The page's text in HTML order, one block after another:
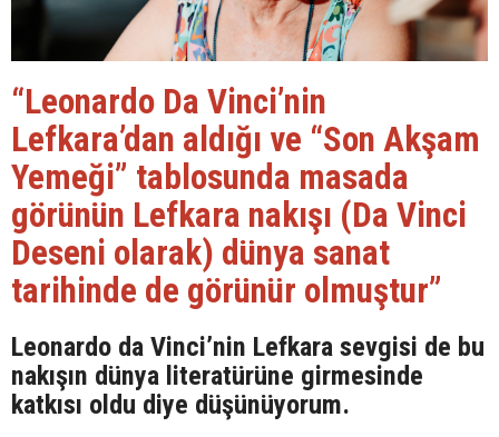
“Leonardo Da Vinci’nin
Lefkara’dan aldığı ve “Son Akşam
Yemeği” tablosunda masada
görünün Lefkara nakışı (Da Vinci
Deseni olarak) dünya sanat
tarihinde de görünür olmuştur”
Leonardo da Vinci’nin Lefkara sevgisi de bu
nakışın dünya literatürüne girmesinde
katkısı oldu diye düşünüyorum.